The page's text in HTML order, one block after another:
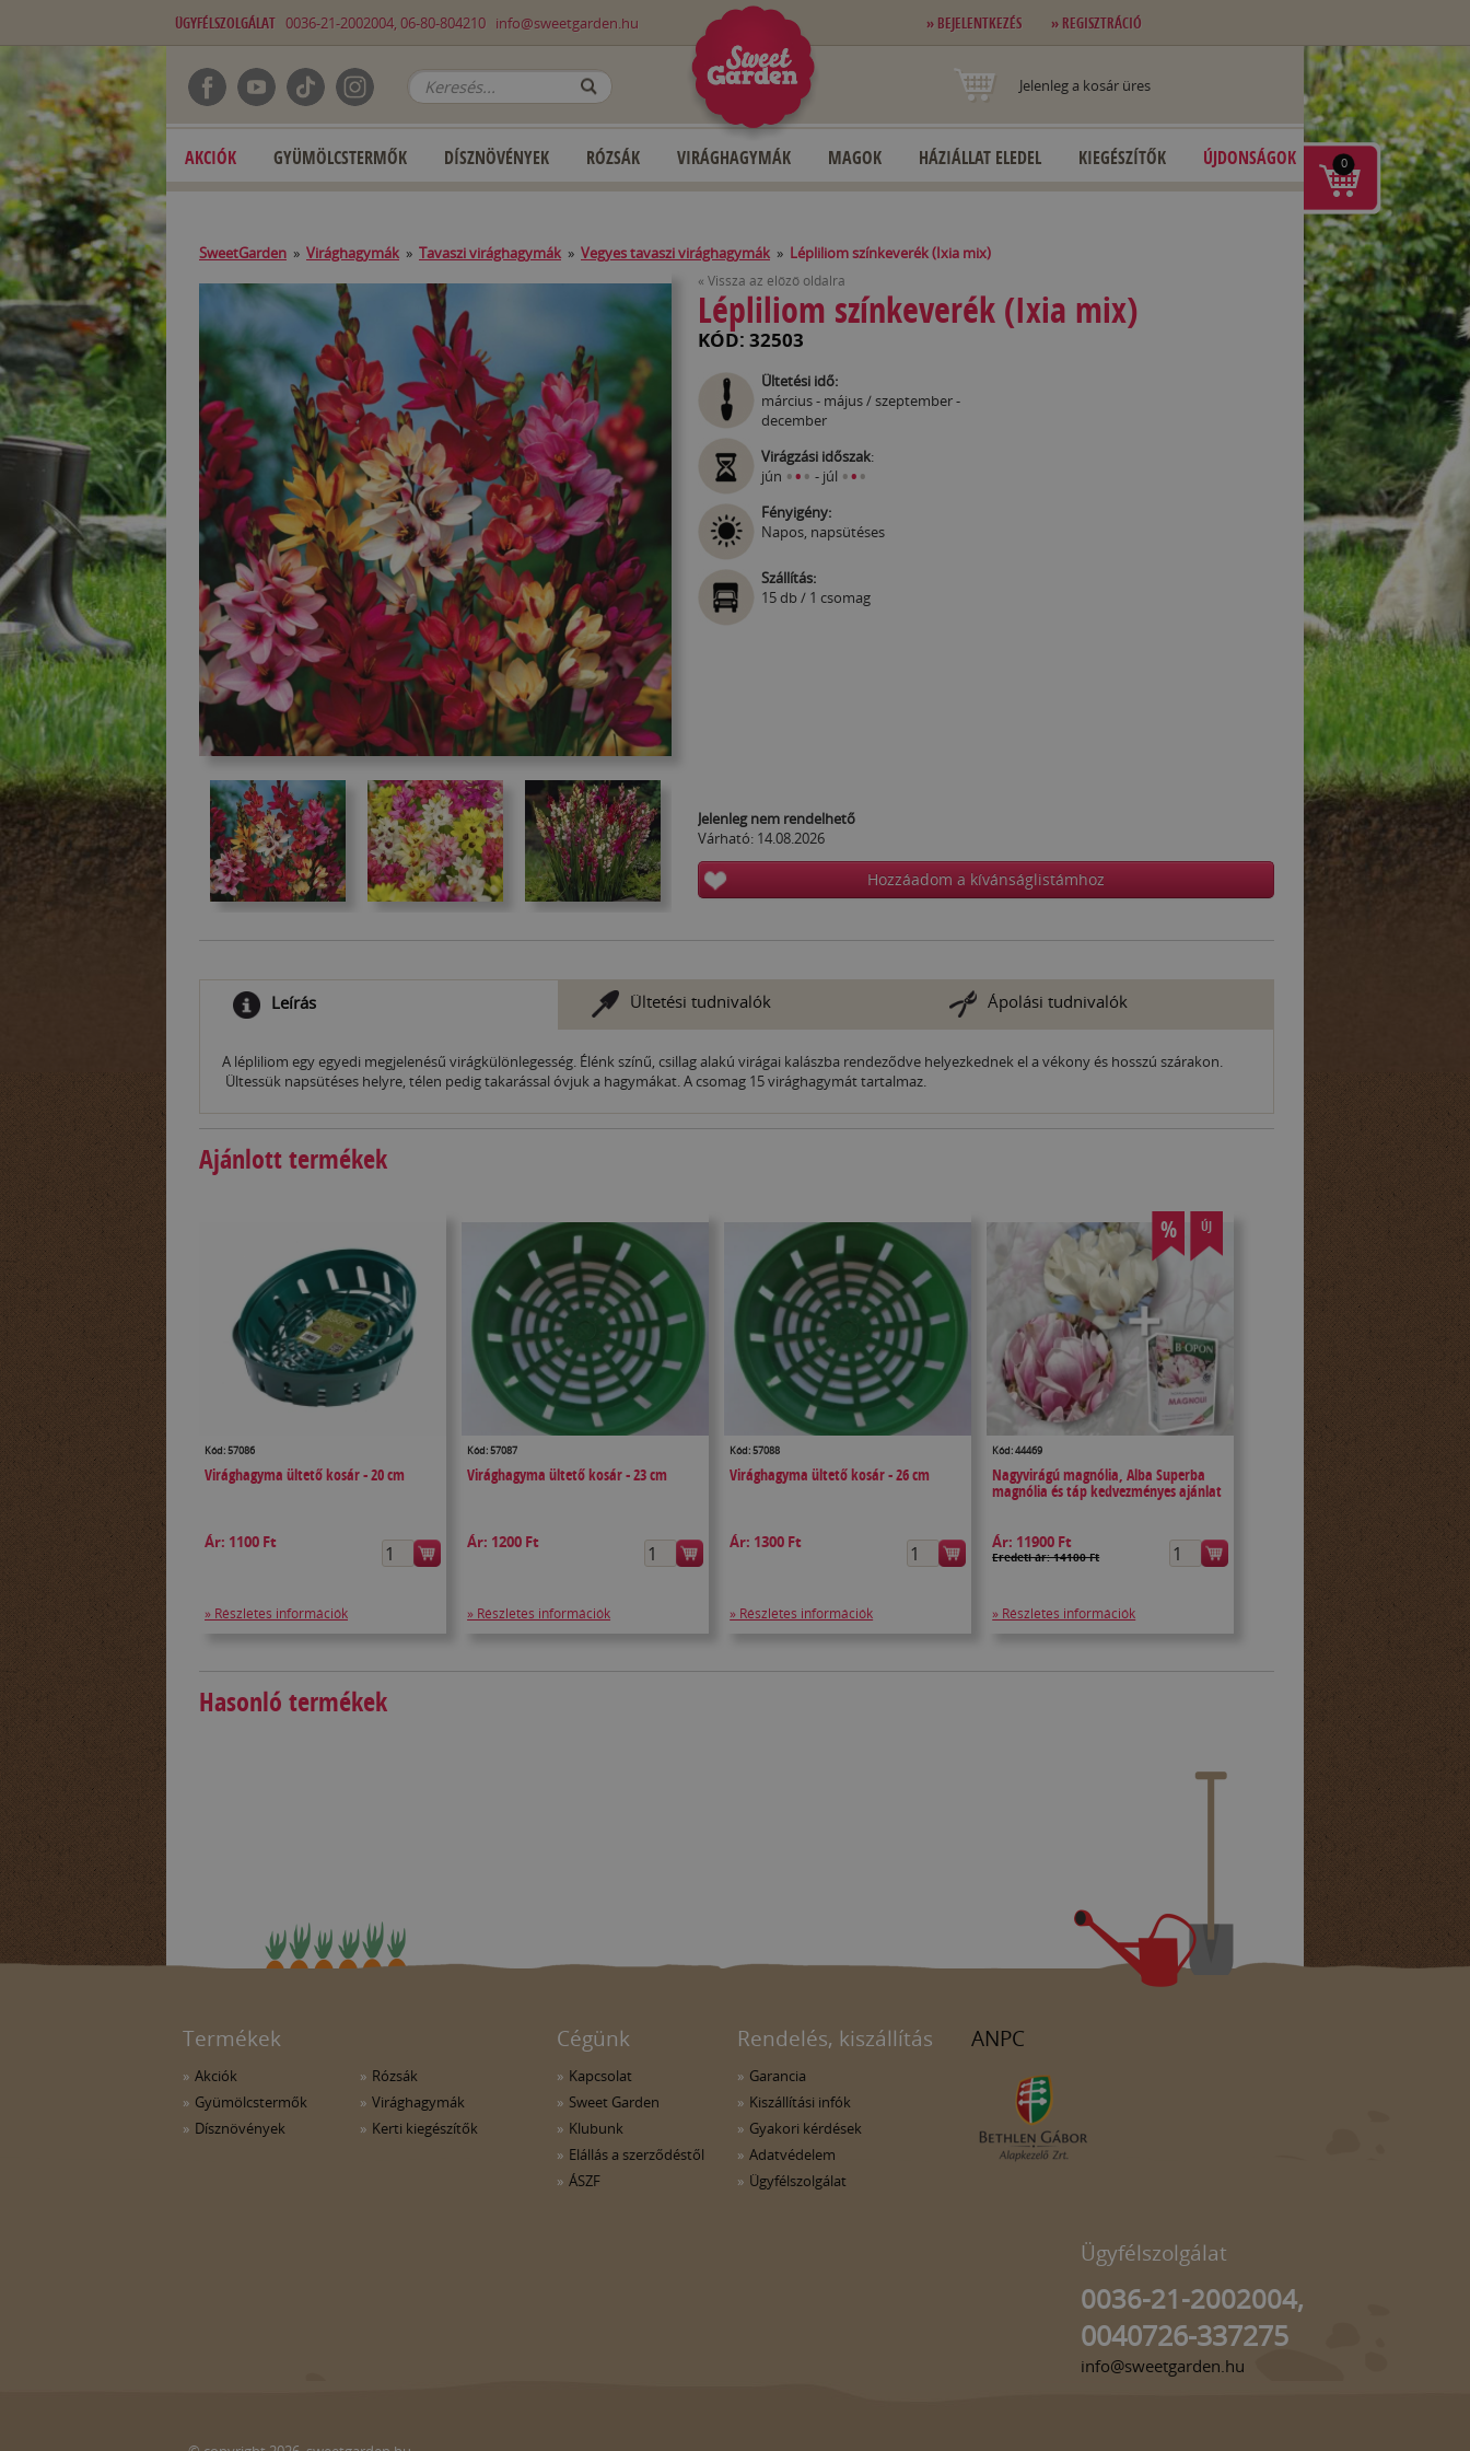
ÜGYFÉLSZOLGÁLAT 0036-21-2002004, 06-80-804210 info@sweetgarden.hu » BEJELENTKEZÉS » REGISZTRÁCIÓ
Jelenleg a kosár üres
AKCIÓK GYÜMÖLCSTERMŐK DÍSZNÖVÉNYEK RÓZSÁK VIRÁGHAGYMÁK MAGOK HÁZIÁLLAT ELEDEL KIEGÉSZÍTŐK ÚJDONSÁGOK
SweetGarden » Virághagymák » Tavaszi virághagymák » Vegyes tavaszi virághagymák » Lépliliom színkeverék (Ixia mix)
« Vissza az előző oldalra
Lépliliom színkeverék (Ixia mix)
KÓD: 32503
Ültetési idő:
március - május / szeptember -
december
Virágzási időszak:
jún ••• - júl •••
Fényigény:
Napos, napsütéses
Szállítás:
15 db / 1 csomag
Jelenleg nem rendelhető
Várható: 14.08.2026
Hozzáadom a kívánságlistámhoz
Leírás Ültetési tudnivalók Ápolási tudnivalók
A lépliliom egy egyedi megjelenésű virágkülönlegesség. Élénk színű, csillag alakú virágai kalászba rendeződve helyezkednek el a vékony és hosszú szárakon.
Ültessük napsütéses helyre, télen pedig takarással óvjuk a hagymákat. A csomag 15 virághagymát tartalmaz.
Ajánlott termékek
Kód: 57086
Virághagyma ültető kosár - 20 cm
Ár: 1100 Ft
» Részletes információk
Kód: 57087
Virághagyma ültető kosár - 23 cm
Ár: 1200 Ft
» Részletes információk
Kód: 57088
Virághagyma ültető kosár - 26 cm
Ár: 1300 Ft
» Részletes információk
% ÚJ
Kód: 44469
Nagyvirágú magnólia, Alba Superba
magnólia és táp kedvezményes ajánlat
Ár: 11900 Ft
Eredeti ár: 14100 Ft
» Részletes információk
Hasonló termékek
Termékek
Akciók
Gyümölcstermők
Dísznövények
Rózsák
Virághagymák
Kerti kiegészítők
Cégünk
Kapcsolat
Sweet Garden
Klubunk
Elállás a szerződéstől
ÁSZF
Rendelés, kiszállítás
Garancia
Kiszállítási infók
Gyakori kérdések
Adatvédelem
Ügyfélszolgálat
ANPC
Ügyfélszolgálat
0036-21-2002004,
0040726-337275
info@sweetgarden.hu
0